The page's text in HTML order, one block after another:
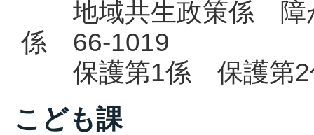
地域共生政策係 障
係 66-1019
保護第1係 保護第2
こども課